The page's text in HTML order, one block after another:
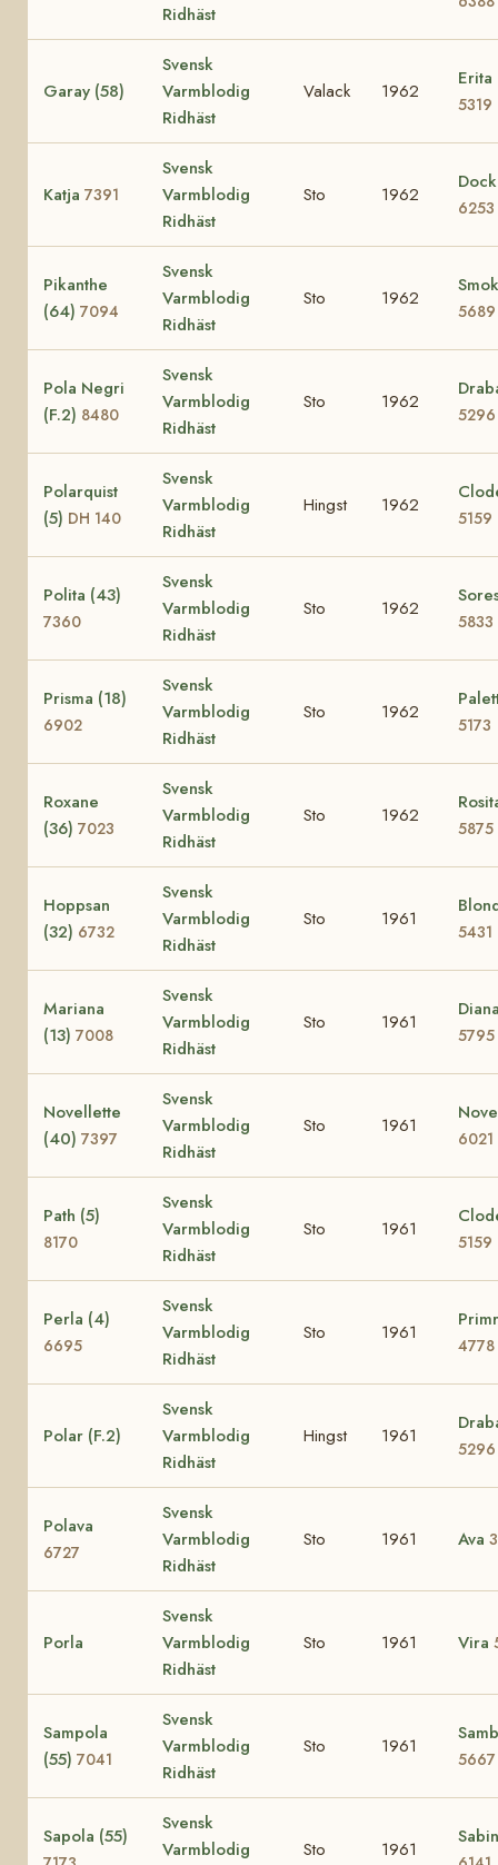
Ridhäst
Garay (58)
Svensk
Varmblodig
Ridhäst
Valack 1962
Erita
5319
Katja 7391
Svensk
Varmblodig
Ridhäst
Sto 1962
6253
Pikanthe
(64) 7094
Svensk
Varmblodig
Ridhäst
Sto 1962
5689
Pola Negri
(F.2) 8480
Svensk
Varmblodig
Ridhäst
Sto 1962
5296
Polarquist
(5) DH 140
Svensk
Varmblodig
Ridhäst
Hingst 1962
5159
Polita (43)
7360
Svensk
Varmblodig
Ridhäst
Sto 1962
5833
Prisma (18)
6902
Svensk
Varmblodig
Ridhäst
Sto 1962
5173
Roxane
(36) 7023
Svensk
Varmblodig
Ridhäst
Sto 1962
5875
Hoppsan
(32) 6732
Svensk
Varmblodig
Ridhäst
Sto 1961
5431
Mariana
(13) 7008
Svensk
Varmblodig
Ridhäst
Sto 1961
5795
Novellette
(40) 7397
Svensk
Varmblodig
Ridhäst
Sto 1961
6021
Path (5)
8170
Svensk
Varmblodig
Ridhäst
Sto 1961
5159
Perla (4)
6695
Svensk
Varmblodig
Ridhäst
Sto 1961
4778
Polar (F.2)
Svensk
Varmblodig
Ridhäst
Hingst 1961
5296
Polava
6727
Svensk
Varmblodig
Ridhäst
Sto 1961 Ava
Porla
Svensk
Varmblodig
Ridhäst
Sto 1961 Vira
Sampola
(55) 7041
Svensk
Varmblodig
Ridhäst
Sto 1961
5667
Sapola (55)
Svensk
Varmblodig
Sto 1961